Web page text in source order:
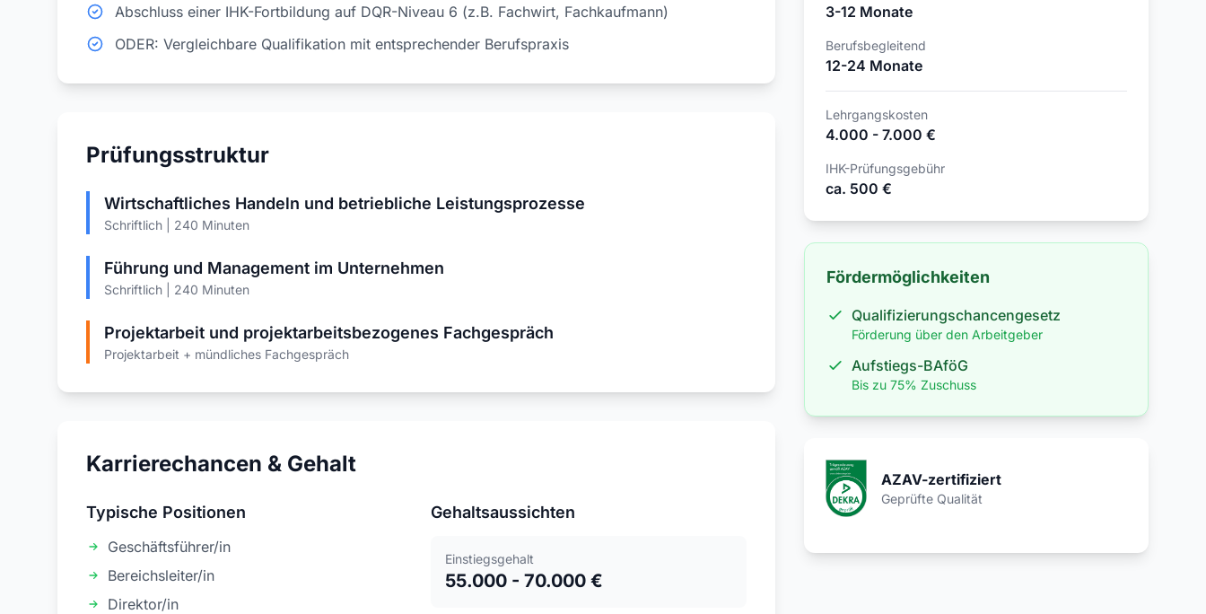
Abschluss einer IHK-Fortbildung auf DQR-Niveau 6 (z.B. Fachwirt, Fachkaufmann)
ODER: Vergleichbare Qualifikation mit entsprechender Berufspraxis
Prüfungsstruktur
Wirtschaftliches Handeln und betriebliche Leistungsprozesse
Schriftlich | 240 Minuten
Führung und Management im Unternehmen
Schriftlich | 240 Minuten
Projektarbeit und projektarbeitsbezogenes Fachgespräch
Projektarbeit + mündliches Fachgespräch
Karrierechancen & Gehalt
Typische Positionen
Geschäftsführer/in
Bereichsleiter/in
Direktor/in
Gehaltsaussichten
Einstiegsgehalt
55.000 - 70.000 €
3-12 Monate
Berufsbegleitend
12-24 Monate
Lehrgangskosten
4.000 - 7.000 €
IHK-Prüfungsgebühr
ca. 500 €
Fördermöglichkeiten
Qualifizierungschancengesetz
Förderung über den Arbeitgeber
Aufstiegs-BAföG
Bis zu 75% Zuschuss
AZAV-zertifiziert
Geprüfte Qualität